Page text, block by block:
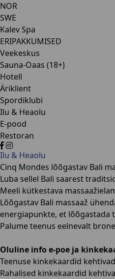
NOR
SWE
Kalev Spa
ERIPAKKUMISED
Veekeskus
Sauna-Oaas (18+)
Hotell
Äriklient
Spordiklubi
Ilu & Heaolu
E-pood
Restoran
Ilu & Heaolu
Cinq Mondes lõõgastav Bali
Luba sellel Bali saarest
Meeli kütkestava
Lõõgastav Bali massaaž
energiapunkte, et lõõgastada
Palume teenus eelnevalt
Oluline info e-poe ja
Teenuse kinkekaardid
Rahalised kinkekaardid